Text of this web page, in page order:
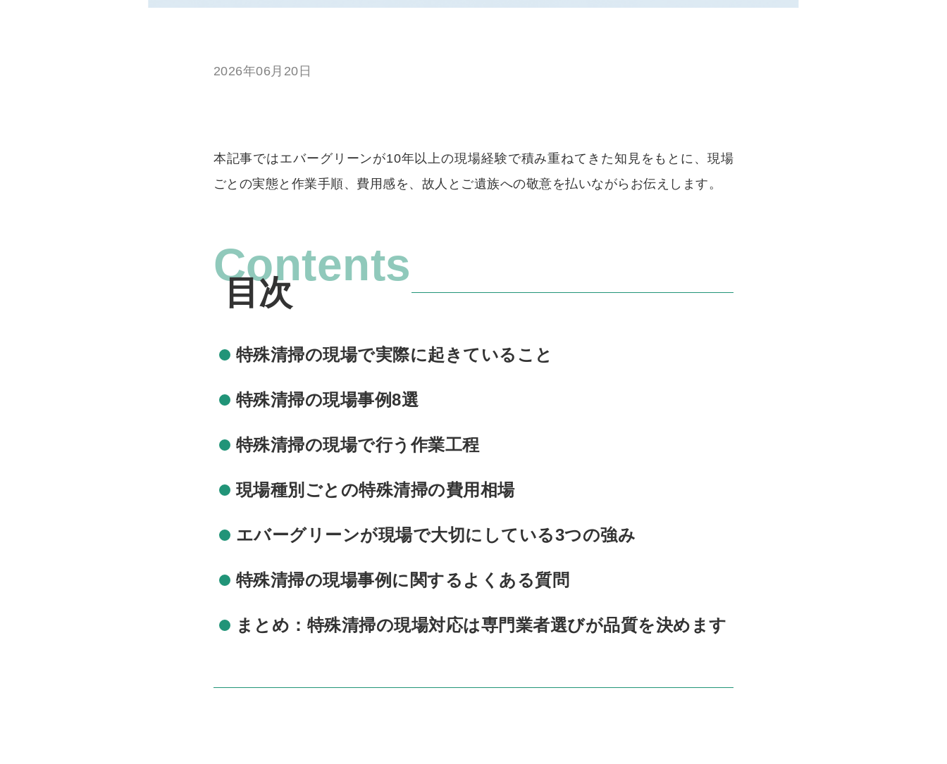
2026年06月20日
本記事ではエバーグリーンが10年以上の現場経験で積み重ねてきた知見をもとに、現場
ごとの実態と作業手順、費用感を、故人とご遺族への敬意を払いながらお伝えします。
Contents
特殊清掃の現場で実際に起きていること
特殊清掃の現場事例8選
特殊清掃の現場で行う作業工程
現場種別ごとの特殊清掃の費用相場
エバーグリーンが現場で大切にしている3つの強み
特殊清掃の現場事例に関するよくある質問
まとめ：特殊清掃の現場対応は専門業者選びが品質を決めます